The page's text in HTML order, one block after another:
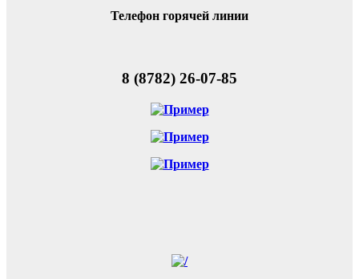
Телефон горячей линии
8 (8782) 26-07-85